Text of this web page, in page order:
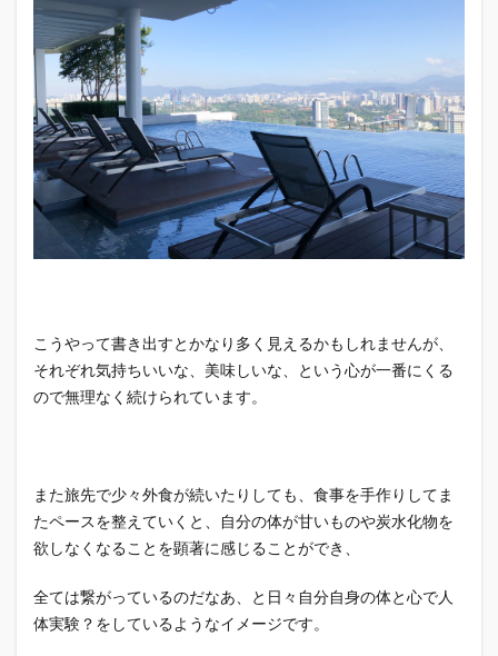
こうやって書き出すとかなり多く見えるかもしれませんが、
それぞれ気持ちいいな、美味しいな、という心が一番にくる
ので無理なく続けられています。
また旅先で少々外食が続いたりしても、食事を手作りしてま
たペースを整えていくと、自分の体が甘いものや炭水化物を
欲しなくなることを顕著に感じることができ、
全ては繋がっているのだなあ、と日々自分自身の体と心で人
体実験？をしているようなイメージです。